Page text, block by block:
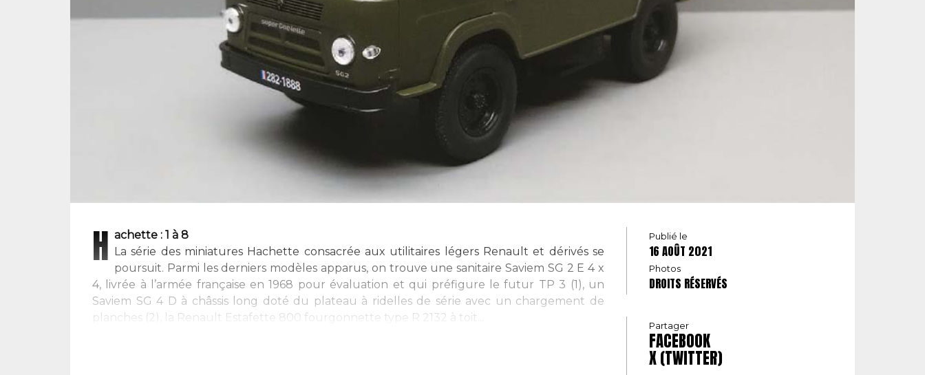
H achette : 1 à 8
La série des miniatures Hachette consacrée aux utilitaires légers Renault et dérivés se
poursuit. Parmi les derniers modèles apparus, on trouve une sanitaire Saviem SG 2 E 4 x
4, livrée à l’armée française en 1968 pour évaluation et qui préfigure le futur TP 3 (1), un
Saviem SG 4 D à châssis long doté du plateau à ridelles de série avec un chargement de
planches (2), la Renault Estafette 800 fourgonnette type R 2132 à toit...
Publié le
16 AOÛT 2021
Photos
DROITS RÉSERVÉS
Partager
FACEBOOK
X (TWITTER)